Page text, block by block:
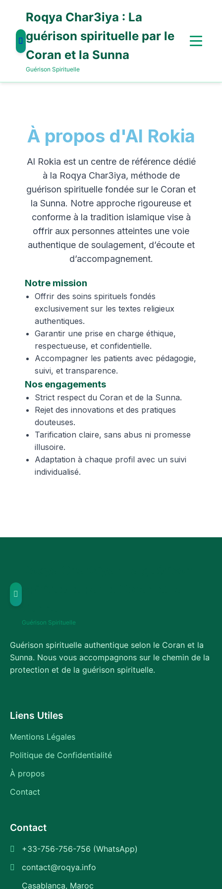
Roqya Char3iya : La
guérison spirituelle par le
Coran et la Sunna
Guérison Spirituelle
À propos d'Al Rokia
Al Rokia est un centre de référence dédié
à la Roqya Char3iya, méthode de
guérison spirituelle fondée sur le Coran et
la Sunna. Notre approche rigoureuse et
conforme à la tradition islamique vise à
offrir aux personnes atteintes une voie
authentique de soulagement, d’écoute et
d’accompagnement.
Notre mission
Offrir des soins spirituels fondés
exclusivement sur les textes religieux
authentiques.
Garantir une prise en charge éthique,
respectueuse, et confidentielle.
Accompagner les patients avec pédagogie,
suivi, et transparence.
Nos engagements
Strict respect du Coran et de la Sunna.
Rejet des innovations et des pratiques
douteuses.
Tarification claire, sans abus ni promesse
illusoire.
Adaptation à chaque profil avec un suivi
individualisé.
Guérison Spirituelle
Guérison spirituelle authentique selon le Coran et la
Sunna. Nous vous accompagnons sur le chemin de la
protection et de la guérison spirituelle.
Liens Utiles
Mentions Légales
Politique de Confidentialité
À propos
Contact
Contact
+33-756-756-756 (WhatsApp)
contact@roqya.info
Casablanca, Maroc